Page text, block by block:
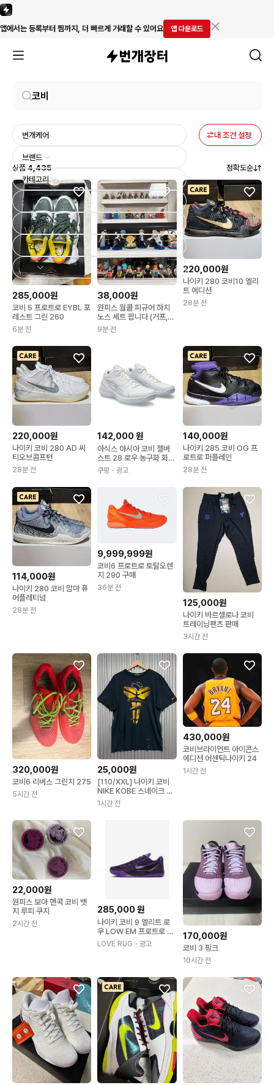
앱에서는 등록부터 찜까지, 더 빠르게 거래할 수 있어요 앱 다운로드
번개케어
브랜드
카테고리
가격
상품상태
기간
모델
내 조건 설정
상품 4,435 정확도순
285,000원
코비 5 프로트로 EYBL 포
레스트 그린 260
6분 전
38,000원
원피스 월콜 피규어 하치
노스 세트 팝니다 (거프,쿠
잔,코비, 시류, 히바
9분 전
220,000원
나이키 280 코비10 엘리
트 에디션
28분 전
220,000원
나이키 코비 280 AD 씨
티오브콤프턴
28분 전
142,000원
아식스 아시아 코비 젤버
스트 28 로우 농구화 화이
트 1063A081-100 10
쿠팡 ・광고
140,000원
나이키 285 코비 OG 프
로트로 퍼플레인
28분 전
114,000원
나이키 280 코비 맘마 퓨
어플레티넘
28분 전
9,999,999원
코비6 프로트로 토탈오렌
지 290 구매
36분 전
125,000원
나이키 바르셀로나 코비
트레이닝팬츠 판매
3시간 전
320,000원
코비6 리버스 그린치 275
5시간 전
25,000원
[110/XXL] 나이키 코비
NIKE KOBE 스네이크 로
고 빅프린트 반팔 티셔츠
2.5
1시간 전
430,000원
코비브라이언트 아이콘스
에디션 어센틱나이키 24
1시간 전
22,000원
원피스 보아 핸콕 코비 뱃
지 루피 쿠지
2시간 전
285,000원
나이키 코비 9 엘리트 로
우 LOW EM 프로트로 퍼
플 IH1401-500 농구화
LOVE RUG ・광고
170,000원
코비 3 핑크
10시간 전